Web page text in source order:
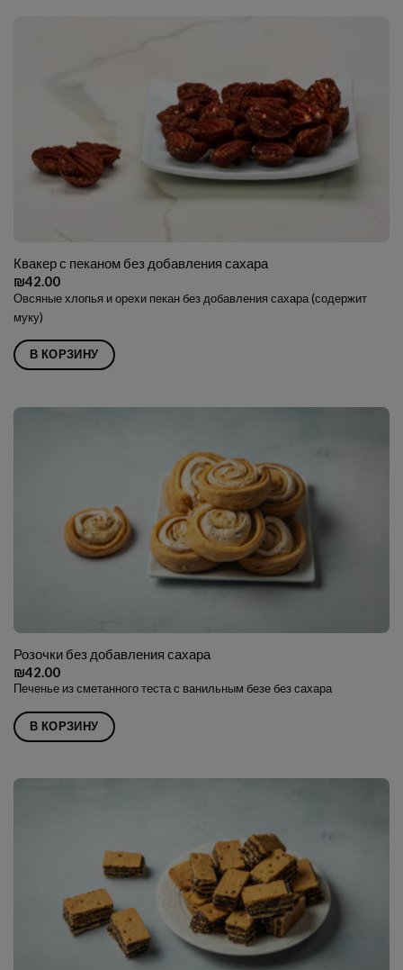
Квакер с пеканом без добавления сахара
₪42.00
Овсяные хлопья и орехи пекан без добавления сахара (содержит
муку)
В КОРЗИНУ
Розочки без добавления сахара
₪42.00
Печенье из сметанного теста с ванильным безе без сахара
В КОРЗИНУ